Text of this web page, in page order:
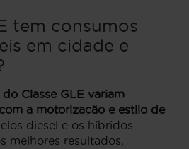
tem consumos
em cidade e
Classe GLE variam
a motorização e estilo de
diesel e os híbridos
melhores resultados,